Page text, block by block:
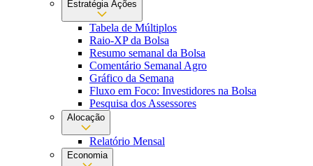
Estratégia Ações
Tabela de Múltiplos
Raio-XP da Bolsa
Resumo semanal da Bolsa
Comentário Semanal Agro
Gráfico da Semana
Fluxo em Foco: Investidores na Bolsa
Pesquisa dos Assessores
Alocação
Relatório Mensal
Economia